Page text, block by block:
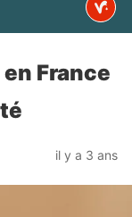
France
il y a 3 ans